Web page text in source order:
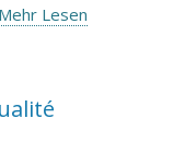
Mehr Lesen